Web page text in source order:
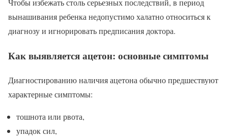
Чтобы избежать столь серьезных последствий, в период
вынашивания ребенка недопустимо халатно относиться к
диагнозу и игнорировать предписания доктора.
Как выявляется ацетон: основные симптомы
Диагностированию наличия ацетона обычно предшествуют
характерные симптомы:
тошнота или рвота,
упадок сил,